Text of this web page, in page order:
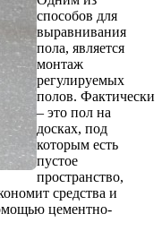
способов для
выравнивания
пола, является
монтаж
регулируемых
полов. Фактически
– это пол на
досках, под
которым есть
пустое
пространство,
средства и
цементно-